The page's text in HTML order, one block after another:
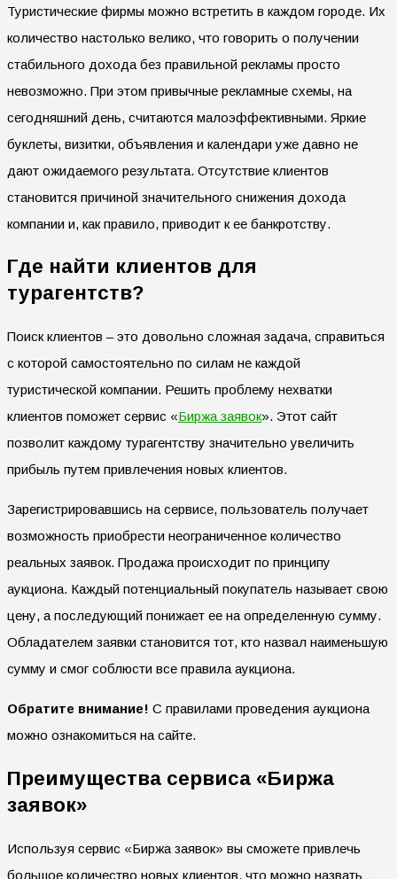
Туристические фирмы можно встретить в каждом городе. Их
количество настолько велико, что говорить о получении
стабильного дохода без правильной рекламы просто
невозможно. При этом привычные рекламные схемы, на
сегодняшний день, считаются малоэффективными. Яркие
буклеты, визитки, объявления и календари уже давно не
дают ожидаемого результата. Отсутствие клиентов
становится причиной значительного снижения дохода
компании и, как правило, приводит к ее банкротству.
Где найти клиентов для
турагентств?
Поиск клиентов – это довольно сложная задача, справиться
с которой самостоятельно по силам не каждой
туристической компании. Решить проблему нехватки
клиентов поможет сервис «Биржа заявок». Этот сайт
позволит каждому турагентству значительно увеличить
прибыль путем привлечения новых клиентов.
Зарегистрировавшись на сервисе, пользователь получает
возможность приобрести неограниченное количество
реальных заявок. Продажа происходит по принципу
аукциона. Каждый потенциальный покупатель называет свою
цену, а последующий понижает ее на определенную сумму.
Обладателем заявки становится тот, кто назвал наименьшую
сумму и смог соблюсти все правила аукциона.
Обратите внимание! С правилами проведения аукциона
можно ознакомиться на сайте.
Преимущества сервиса «Биржа
заявок»
Используя сервис «Биржа заявок» вы сможете привлечь
большое количество новых клиентов, что можно назвать